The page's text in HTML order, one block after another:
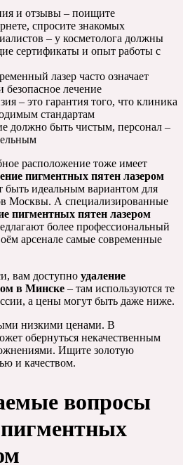
и отзывы – поищите
спросите знакомых
– у косметолога должны
сертификаты и опыт работы с
лазер часто означает
безопасное лечение
– это гарантия того, что клиника
стандартам
должно быть чистым, персонал –
расположение тоже имеет
пигментных пятен лазером
быть идеальным вариантом для
Москвы. А специализированные
пигментных пятен лазером
более профессиональный
арсенале самые современные
вам доступно удаление
в Минске – там используются те
а цены могут быть даже ниже.
низкими ценами. В
обернуться некачественным
Ищите золотую
и качеством.
вопросы